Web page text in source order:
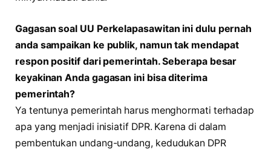
Gagasan soal UU Perkelapasawitan ini dulu pernah
anda sampaikan ke publik, namun tak mendapat
respon positif dari pemerintah. Seberapa besar
keyakinan Anda gagasan ini bisa diterima
pemerintah?
Ya tentunya pemerintah harus menghormati terhadap
apa yang menjadi inisiatif DPR. Karena di dalam
pembentukan undang-undang, kedudukan DPR